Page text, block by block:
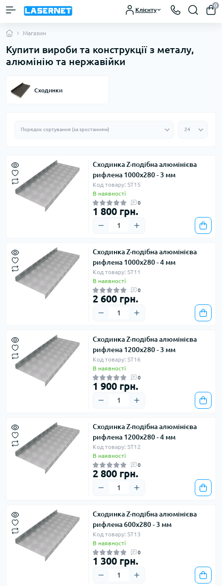
Клієнту
0
Магазин
Купити вироби та конструкції з металу,
алюмінію та нержавійки
Сходинки
Сходинка Z-подібна алюмінієва
рифлена 1000х280 - 3 мм
Код товару: ST15
В наявності
0
1 800 грн.
Сходинка Z-подібна алюмінієва
рифлена 1000х280 - 4 мм
Код товару: ST11
В наявності
0
2 600 грн.
Сходинка Z-подібна алюмінієва
рифлена 1200х280 - 3 мм
Код товару: ST16
В наявності
0
1 900 грн.
Сходинка Z-подібна алюмінієва
рифлена 1200х280 - 4 мм
Код товару: ST12
В наявності
0
2 800 грн.
Сходинка Z-подібна алюмінієва
рифлена 600х280 - 3 мм
Код товару: ST13
В наявності
0
1 300 грн.